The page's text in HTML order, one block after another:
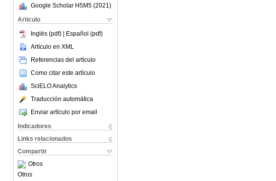
Google Scholar H5M5 (2021 )
Articulo
Inglés (pdf) | Español (pdf)
Artículo en XML
Referencias del artículo
Como citar este artículo
SciELO Analytics
Traducción automática
Enviar artículo por email
Indicadores
Links relacionados
Compartir
Otros
Otros